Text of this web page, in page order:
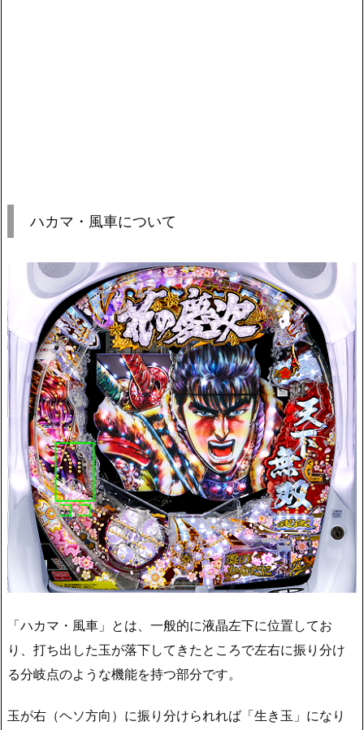
ハカマ・風車について
「ハカマ・風車」とは、一般的に液晶左下に位置してお
り、打ち出した玉が落下してきたところで左右に振り分け
る分岐点のような機能を持つ部分です。
玉が右（ヘソ方向）に振り分けられれば「生き玉」になり